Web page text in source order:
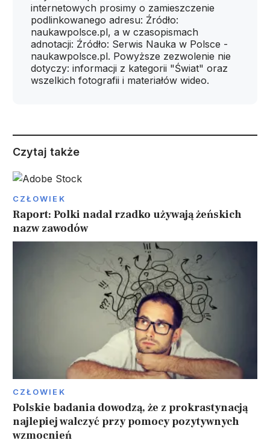
internetowych prosimy o zamieszczenie
podlinkowanego adresu: Źródło:
naukawpolsce.pl, a w czasopismach
adnotacji: Źródło: Serwis Nauka w Polsce -
naukawpolsce.pl. Powyższe zezwolenie nie
dotyczy: informacji z kategorii "Świat" oraz
wszelkich fotografii i materiałów wideo.
Czytaj także
CZŁOWIEK
Raport: Polki nadal rzadko używają żeńskich
nazw zawodów
CZŁOWIEK
Polskie badania dowodzą, że z prokrastynacją
najlepiej walczyć przy pomocy pozytywnych
wzmocnień